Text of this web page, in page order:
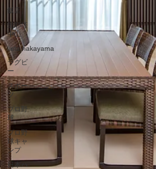
飯店
里耶塔
中山
lieta.nakayama
ラグビ
ー
スポー
ツ
プロ野
球
プロ野
球キャ
ンプ
日本ハ